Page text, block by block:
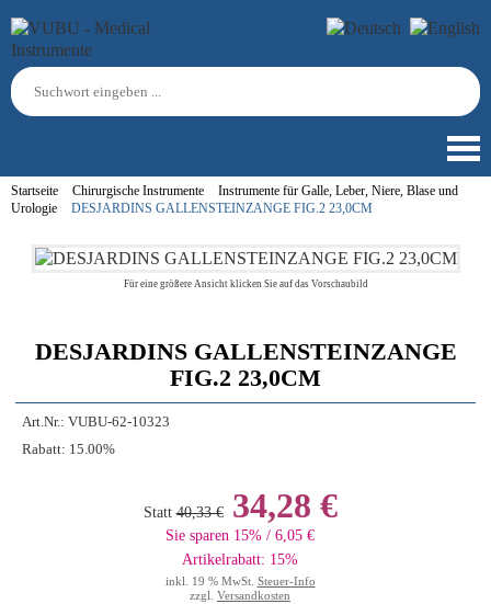
Startseite Chirurgische Instrumente
Instrumente für Galle, Leber, Niere, Blase und
Urologie
DESJARDINS GALLENSTEINZANGE FIG.2 23,0CM
Für eine größere Ansicht klicken Sie auf das Vorschaubild
DESJARDINS GALLENSTEINZANGE
FIG.2 23,0CM
Art.Nr.: VUBU-62-10323
Rabatt: 15.00%
Statt 40,33 €34,28 €
Sie sparen 15% / 6,05 €
Artikelrabatt: 15%
inkl. 19 % MwSt. Steuer-Info
zzgl. Versandkosten